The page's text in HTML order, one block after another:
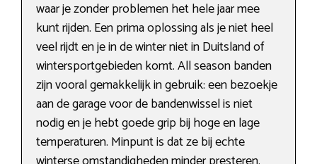
waar je zonder problemen het hele jaar mee
kunt rijden. Een prima oplossing als je niet heel
veel rijdt en je in de winter niet in Duitsland of
wintersportgebieden komt. All season banden
zijn vooral gemakkelijk in gebruik: een bezoekje
aan de garage voor de bandenwissel is niet
nodig en je hebt goede grip bij hoge en lage
temperaturen. Minpunt is dat ze bij echte